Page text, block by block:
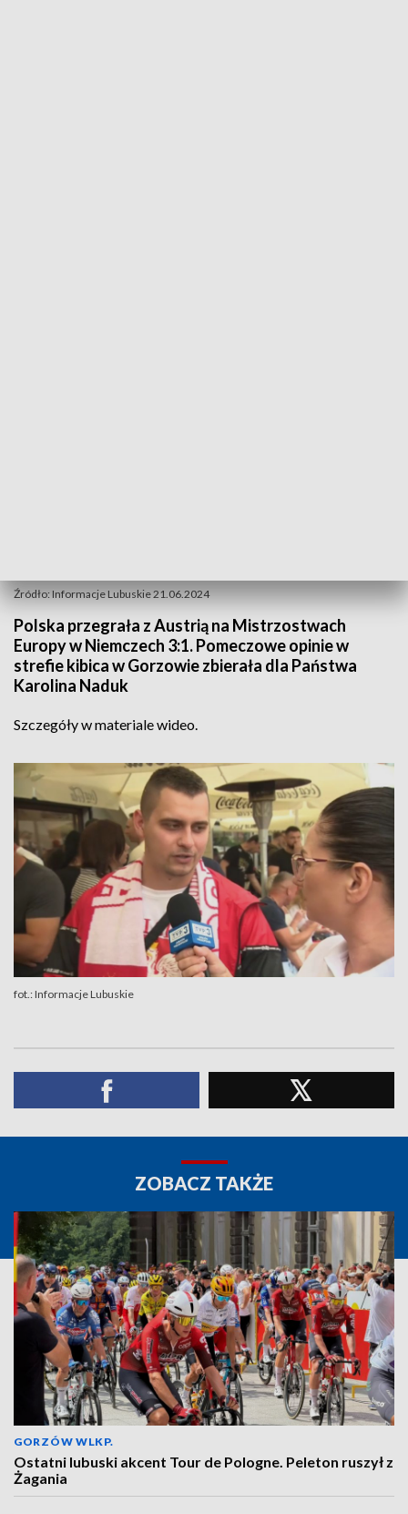
Źródło: Informacje Lubuskie 21.06.2024
Polska przegrała z Austrią na Mistrzostwach
Europy w Niemczech 3:1. Pomeczowe opinie w
strefie kibica w Gorzowie zbierała dla Państwa
Karolina Naduk
Szczegóły w materiale wideo.
fot.: Informacje Lubuskie
ZOBACZ TAKŻE
GORZÓW WLKP.
Ostatni lubuski akcent Tour de Pologne. Peleton ruszył z
Żagania